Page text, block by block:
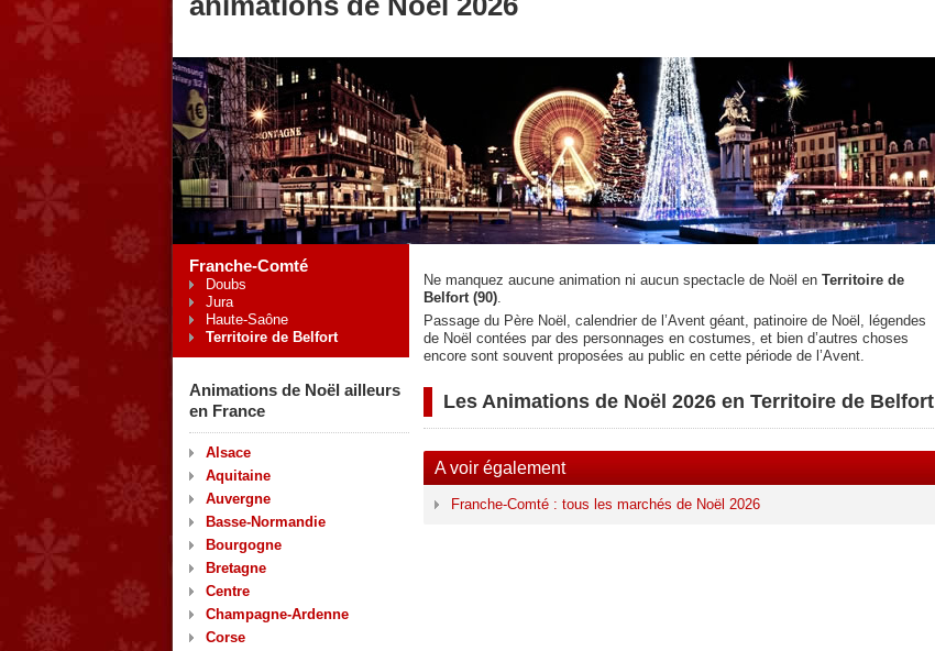
Franche-Comté
Doubs
Jura
Haute-Saône
Territoire de Belfort
Animations de Noël ailleurs
en France
Alsace
Aquitaine
Auvergne
Basse-Normandie
Bourgogne
Bretagne
Centre
Champagne-Ardenne
Corse
Ne manquez aucune animation ni aucun spectacle de Noël en Territoire de
Belfort (90).
Passage du Père Noël, calendrier de l’Avent géant, patinoire de Noël, légendes
de Noël contées par des personnages en costumes, et bien d’autres choses
encore sont souvent proposées au public en cette période de l’Avent.
Les Animations de Noël 2026 en Territoire de Belfort
A voir également
Franche-Comté : tous les marchés de Noël 2026